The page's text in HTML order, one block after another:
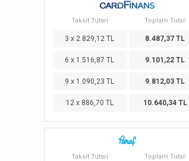
Taksit Tutarı Toplam Tutar
3 x 2.829,12 TL 8.487,37 TL
6 x 1.516,87 TL 9.101,22 TL
9 x 1.090,23 TL 9.812,03 TL
12 x 886,70 TL 10.640,34 TL
Taksit Tutarı Toplam Tutar